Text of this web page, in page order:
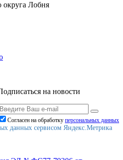
округа Лобня
на новости
Согласен на обработку персональныx данных
данных сервисом Яндекс.Метрика